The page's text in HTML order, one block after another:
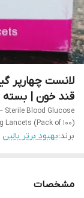
قند خون | بسته 100 عددی استریل
Sterile Blood Glucose
Lancets (Pack of 100)
برند:بهبود برتر بالین
مشخصات